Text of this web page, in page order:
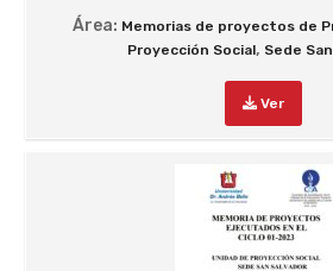
Área: Memorias de proyectos de
Proyección Social, Sede
Ver